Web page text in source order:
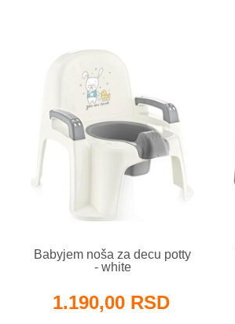
Babyjem noša za decu potty
- white
1.190,00 RSD